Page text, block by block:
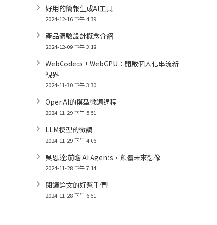
好用的簡報生成AI工具
2024-12-16 下午 4:39
產品體驗設計概念介紹
2024-12-09 下午 3:18
WebCodecs + WebGPU：開啟個人化串流新
視界
2024-11-30 下午 3:30
OpenAI的模型微調過程
2024-11-29 下午 5:51
LLM模型的微調
2024-11-29 下午 4:06
吳恩達:前瞻 AI Agents，顛覆未來想像
2024-11-28 下午 7:14
閱讀論文的好幫手們!
2024-11-28 下午 6:51